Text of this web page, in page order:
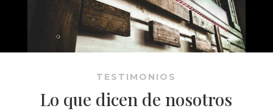
TESTIMONIOS
Lo que dicen de nosotros